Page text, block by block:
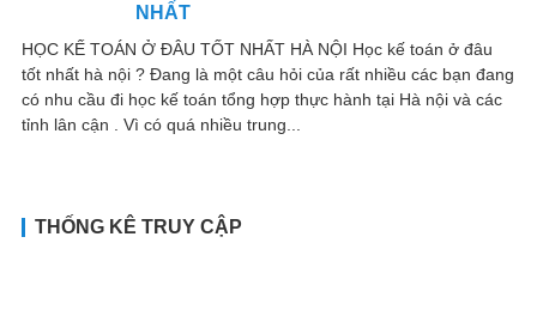
NHẤT
HỌC KẾ TOÁN Ở ĐÂU TỐT NHẤT HÀ NỘI Học kế toán ở đâu
tốt nhất hà nội ? Đang là một câu hỏi của rất nhiều các bạn đang
có nhu cầu đi học kế toán tổng hợp thực hành tại Hà nội và các
tỉnh lân cận . Vì có quá nhiều trung...
THỐNG KÊ TRUY CẬP